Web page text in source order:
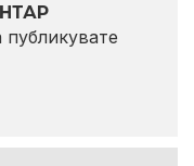
публикувате